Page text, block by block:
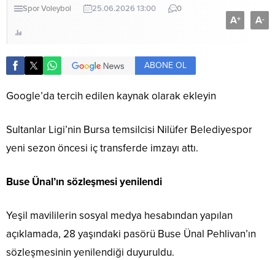
SporVoleybol 25.06.2026 13:00 0
A+ A-
ABONE OL
Google’da tercih edilen kaynak olarak ekleyin
Sultanlar Ligi’nin Bursa temsilcisi Nilüfer Belediyespor
yeni sezon öncesi iç transferde imzayı attı.
Buse Ünal’ın sözleşmesi yenilendi
Yeşil mavililerin sosyal medya hesabından yapılan
açıklamada, 28 yaşındaki pasörü Buse Ünal Pehlivan’ın
sözleşmesinin yenilendiği duyuruldu.